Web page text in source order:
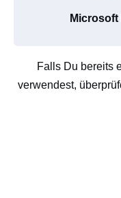
Microsoft
Falls Du bereits
verwendest,